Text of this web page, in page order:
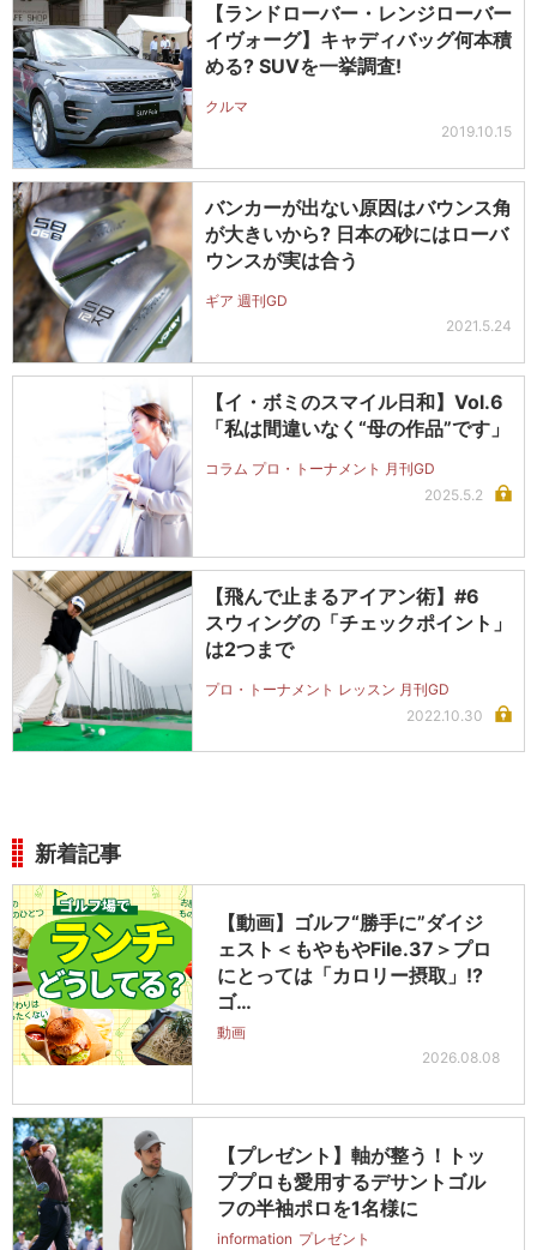
【ランドローバー・レンジローバー
イヴォーグ】キャディバッグ何本積
める? SUVを一挙調査!
クルマ
2019.10.15
バンカーが出ない原因はバウンス角
が大きいから? 日本の砂にはローバ
ウンスが実は合う
ギア 週刊GD
2021.5.24
【イ・ボミのスマイル日和】Vol.6
「私は間違いなく“母の作品”です」
コラム プロ・トーナメント 月刊GD
2025.5.2
【飛んで止まるアイアン術】#6
スウィングの「チェックポイント」
は2つまで
プロ・トーナメント レッスン 月刊GD
2022.10.30
新着記事
【動画】ゴルフ“勝手に”ダイジ
ェスト＜もやもやFile.37＞プロ
にとっては「カロリー摂取」!?
ゴ…
動画
2026.08.08
【プレゼント】軸が整う！トッ
ププロも愛用するデサントゴル
フの半袖ポロを1名様に
information プレゼント